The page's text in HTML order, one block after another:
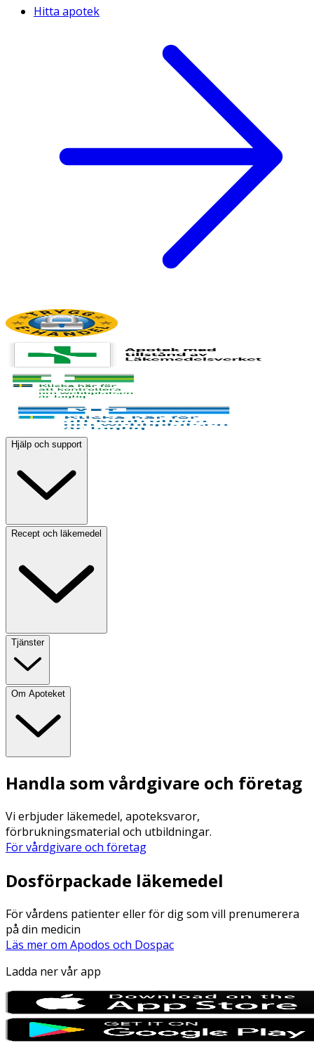
Hitta apotek
Hjälp och support
Recept och läkemedel
Tjänster
Om Apoteket
Handla som vårdgivare och företag
Vi erbjuder läkemedel, apoteksvaror,
förbrukningsmaterial och utbildningar.
För vårdgivare och företag
Dosförpackade läkemedel
För vårdens patienter eller för dig som vill prenumerera
på din medicin
Läs mer om Apodos och Dospac
Ladda ner vår app